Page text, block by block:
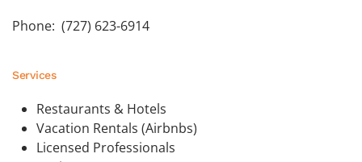
Phone: (727) 623-6914
Services
Restaurants & Hotels
Vacation Rentals (Airbnbs)
Licensed Professionals